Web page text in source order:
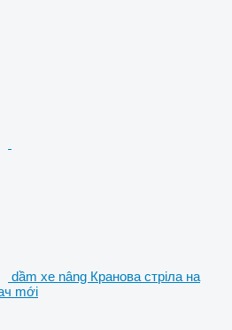
dầm xe nâng Кранова стріла на
mới